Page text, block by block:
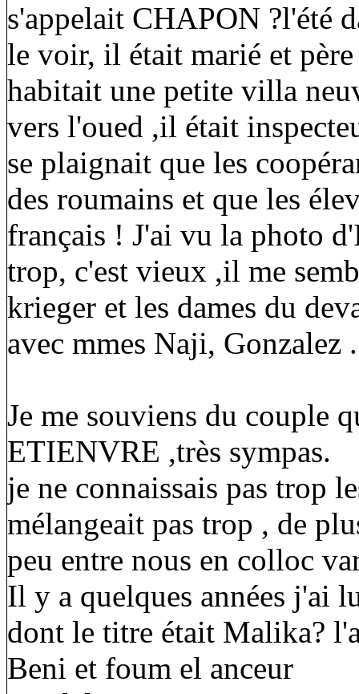
s'appelait CHAPON ?l'été
le voir, il était marié et
habitait une petite villa
vers l'oued ,il était
se plaignait que les
des roumains et que les
français ! J'ai vu la photo
trop, c'est vieux ,il me
krieger et les dames du
avec mmes Naji, Gonzalez .
Je me souviens du couple
ETIENVRE ,très sympas.
je ne connaissais pas trop
mélangeait pas trop , de
peu entre nous en colloc
Il y a quelques années j'ai
dont le titre était Malika?
Beni et foum el anceur